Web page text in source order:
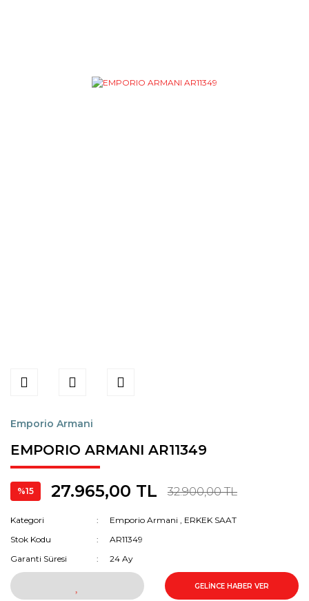
Emporio Armani
EMPORIO ARMANI AR11349
%15 27.965,00 TL 32.900,00 TL
Kategori Emporio Armani , ERKEK SAAT
Stok Kodu
AR11349
Garanti Süresi
24 Ay
GELİNCE HABER VER